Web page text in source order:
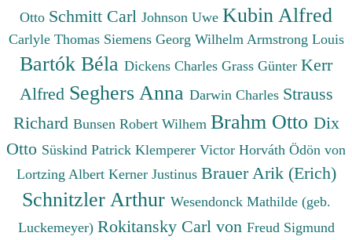
Otto Schmitt Carl Johnson Uwe Kubin Alfred
Carlyle Thomas Siemens Georg Wilhelm Armstrong Louis
Bartók Béla Dickens Charles Grass Günter Kerr
Alfred Seghers Anna Darwin Charles Strauss
Richard Bunsen Robert Wilhem Brahm Otto Dix
Otto Süskind Patrick Klemperer Victor Horváth Ödön von
Lortzing Albert Kerner Justinus Brauer Arik (Erich)
Schnitzler Arthur Wesendonck Mathilde (geb.
Luckemeyer) Rokitansky Carl von Freud Sigmund